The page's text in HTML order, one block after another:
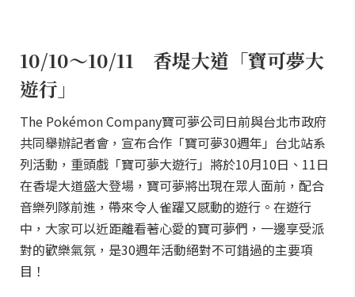
10/10～10/11 香堤大道「寶可夢大
遊行」
The Pokémon Company寶可夢公司日前與台北市政府
共同舉辦記者會，宣布合作「寶可夢30週年」台北站系
列活動，重頭戲「寶可夢大遊行」將於10月10日、11日
在香堤大道盛大登場，寶可夢將出現在眾人面前，配合
音樂列隊前進，帶來令人雀躍又感動的遊行。在遊行
中，大家可以近距離看著心愛的寶可夢們，一邊享受派
對的歡樂氣氛，是30週年活動絕對不可錯過的主要項
目！